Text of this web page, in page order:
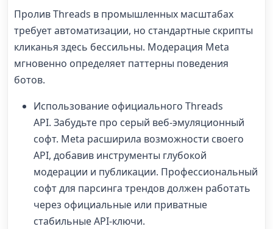
Пролив Threads в промышленных масштабах
требует автоматизации, но стандартные скрипты
кликанья здесь бессильны. Модерация Meta
мгновенно определяет паттерны поведения
ботов.
Использование официального Threads
API. Забудьте про серый веб-эмуляционный
софт. Meta расширила возможности своего
API, добавив инструменты глубокой
модерации и публикации. Профессиональный
софт для парсинга трендов должен работать
через официальные или приватные
стабильные API-ключи.